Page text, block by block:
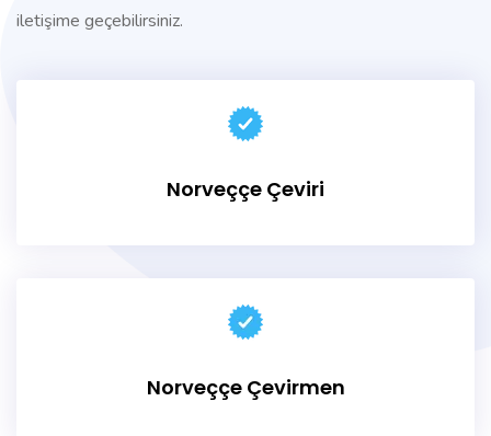
iletişime geçebilirsiniz.
Norveççe Çeviri
Norveççe Çevirmen